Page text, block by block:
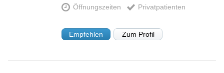
Öffnungszeiten Privatpatienten
Empfehlen Zum Profil